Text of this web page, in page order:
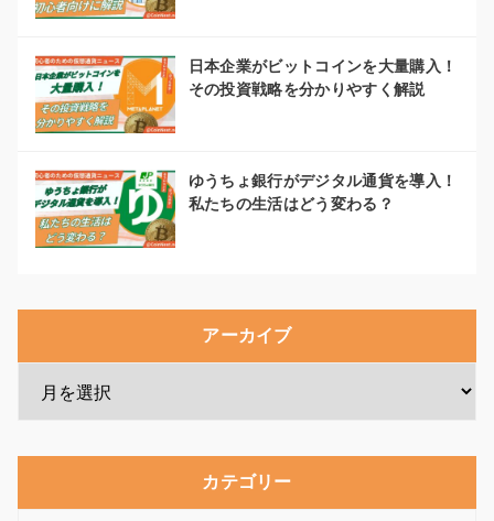
日本企業がビットコインを大量購入！
その投資戦略を分かりやすく解説
ゆうちょ銀行がデジタル通貨を導入！
私たちの生活はどう変わる？
アーカイブ
カテゴリー